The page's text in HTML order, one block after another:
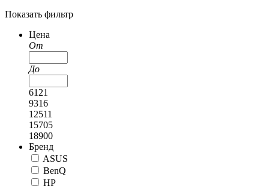
Показать фильтр
Цена
От
До
6121
9316
12511
15705
18900
Бренд
ASUS
BenQ
HP